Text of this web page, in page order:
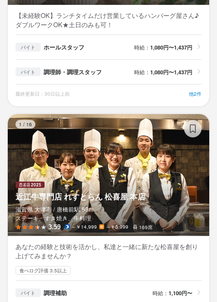
【未経験OK】ランチタイムだけ営業しているハンバーグ屋さん♪
ダブルワークOK★土日のみも可！
バイト ホールスタッフ 時給： 1,080円〜1,437円
バイト 調理師・調理スタッフ 時給： 1,080円〜1,437円
最終更新日：30日以上前 他2件
1 / 16
近江牛専門店 れすとらん 松喜屋 本店
滋賀県 大津市 / 唐橋前駅 53m
ステーキ、すき焼き、牛料理
3.59 ～￥14,999 ～￥5,999 169席
あなたの経験と技術を活かし、私達と一緒に新たな松喜屋を創り
上げてみませんか？
食べログ評価 3.5以上
バイト 調理補助 時給： 1,100円〜